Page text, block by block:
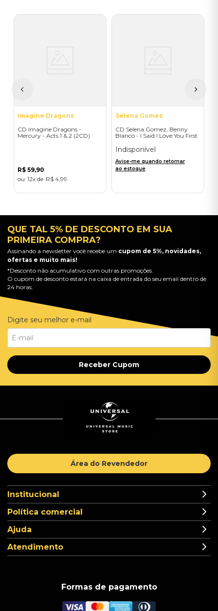
Imagine Dragons
CD Imagine Dragons -
Mercury - Acts 1 & 2 (2CD)
R$ 59,90
12
R$ 4 99
Selena Gomez
CD Selena Gomez, Benny
Blanco - I Said I Love You First
Indisponível
Avise-me quando retornar
ao estoque
QUE TAL 5% DE DESCONTO EM SUA
PRIMEIRA COMPRA?
Assinando a newsletter você recebe um cupom de 5%, novidades,
ofertas e muito mais!
*Desconto não acumulativo com outras promoções.
O cupom de desconto estará na caixa de entrada do seu email dentro de
24 horas.
Digite seu melhor e-mail
Receber Cupom
Área do Revendedor
Institucional
Política comercial
Ajuda
Atendimento
Formas de pagamento